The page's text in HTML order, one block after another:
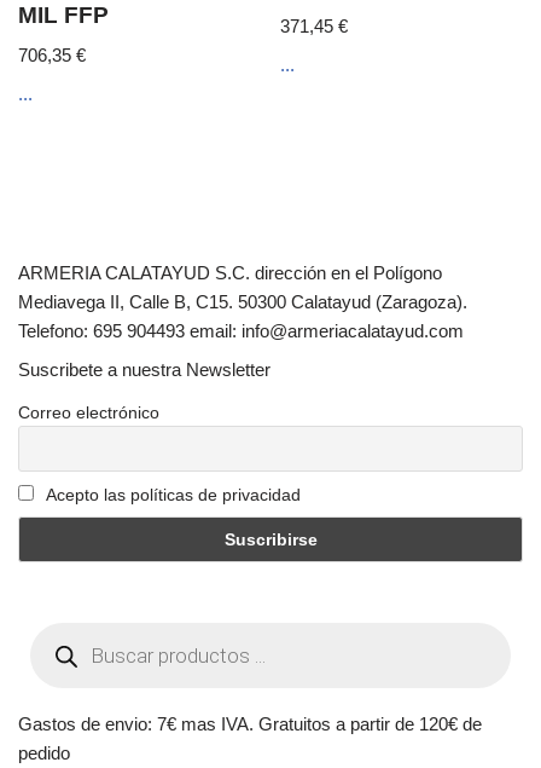
MIL FFP
706,35 €
...
371,45€
...
ARMERIA CALATAYUD S.C. dirección en el Polígono
Mediavega II, Calle B, C15. 50300 Calatayud (Zaragoza).
Telefono: 695 904493 email: info@armeriacalatayud.com
Suscribete a nuestra Newsletter
Correo electrónico
Acepto las políticas de privacidad
Gastos de envio: 7€ mas IVA. Gratuitos a partir de 120€ de
pedido